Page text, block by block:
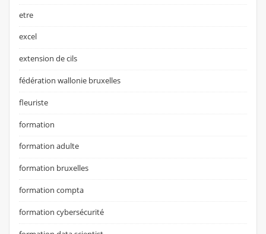
etre
excel
extension de cils
fédération wallonie bruxelles
fleuriste
formation
formation adulte
formation bruxelles
formation compta
formation cybersécurité